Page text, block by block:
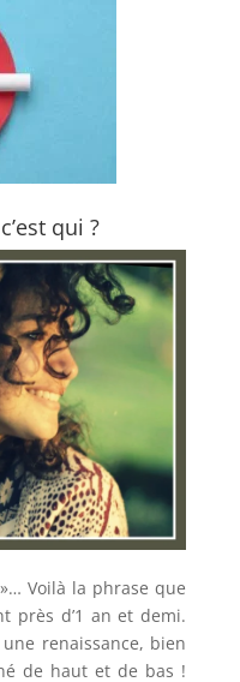
qui ?
Voilà la phrase que
près d’1 an et demi.
renaissance, bien
de haut et de bas !